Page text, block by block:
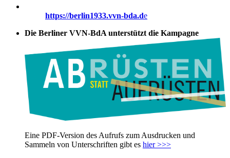
https://berlin1933.vvn-bda.de
Die Berliner VVN-BdA unterstützt die Kampagne
Eine PDF-Version des Aufrufs zum Ausdrucken und
Sammeln von Unterschriften gibt es hier >>>